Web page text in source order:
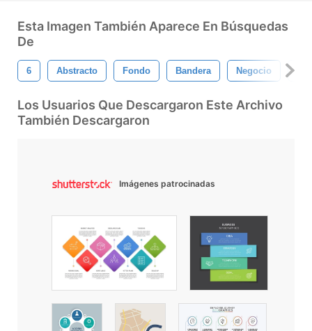
Esta Imagen También Aparece En Búsquedas
De
6 Abstracto Fondo Bandera Negocio
Los Usuarios Que Descargaron Este Archivo
También Descargaron
Imágenes patrocinadas